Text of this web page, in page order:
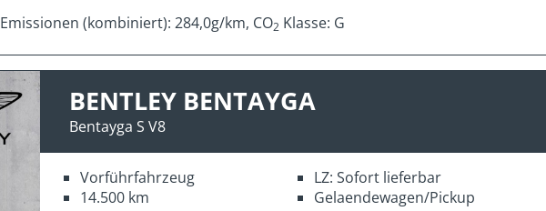
Emissionen (kombiniert): 284,0g/km, CO2 Klasse: G
BENTLEY BENTAYGA
Bentayga S V8
Vorführfahrzeug
14.500 km
LZ: Sofort lieferbar
Gelaendewagen/Pickup